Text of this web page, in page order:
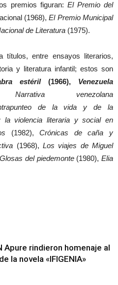
premios figuran: El Premio del
(1968),El Premio Municipal
de Literatura (1975).
títulos, entre ensayos literarios,
y literatura infantil; estos son
estéril(1966), Venezuela
Narrativa venezolana
de la vida y de la
la violencia literaria y social en
(1982),Crónicas de caña y
(1968),Los viajes de Miguel
Glosas del piedemonte(1980), Elia
Apure rindieron homenaje al
la novela «IFIGENIA»